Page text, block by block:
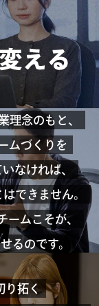
理念のもと、
ムづくりを
なければ、
できません。
ームこそが、
るのです。
り拓く